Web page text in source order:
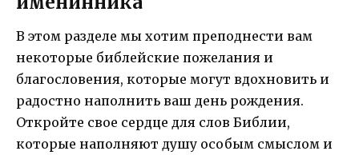
В этом разделе мы хотим преподнести вам
некоторые библейские пожелания и
благословения, которые могут вдохновить и
радостно наполнить ваш день рождения.
Откройте свое сердце для слов Библии,
которые наполняют душу особым смыслом и